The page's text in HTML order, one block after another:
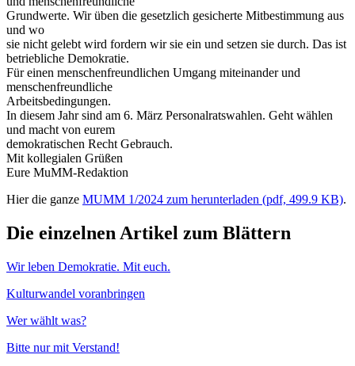
Grundwerte. Wir üben die gesetzlich gesicherte Mitbestimmung aus
und wo
sie nicht gelebt wird fordern wir sie ein und setzen sie durch. Das ist
betriebliche Demokratie.
Für einen menschenfreundlichen Umgang miteinander und
menschenfreundliche
Arbeitsbedingungen.
In diesem Jahr sind am 6. März Personalratswahlen. Geht wählen
und macht von eurem
demokratischen Recht Gebrauch.
Mit kollegialen Grüßen
Eure MuMM-Redaktion
Hier die ganze MUMM 1/2024 zum herunterladen (pdf, 499.9 KB).
Die einzelnen Artikel zum Blättern
Wir leben Demokratie. Mit euch.
Kulturwandel voranbringen
Wer wählt was?
Bitte nur mit Verstand!